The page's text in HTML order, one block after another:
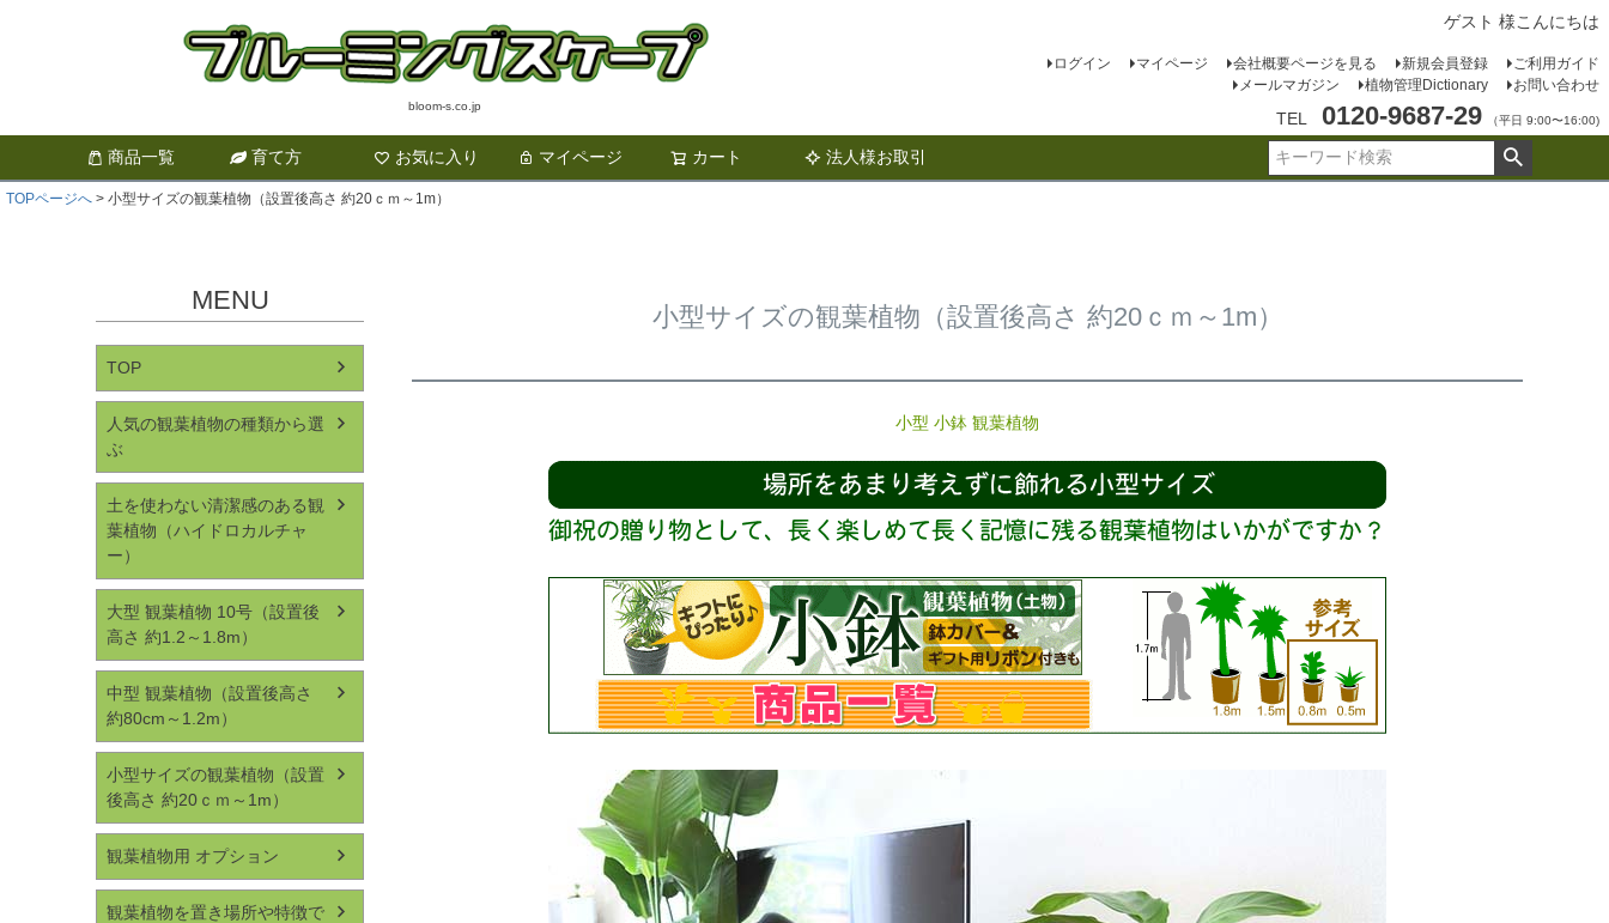
bloom-s.co.jp
ゲスト 様こんにちは
ログイン マイページ 会社概要ページを見る 新規会員登録
ご利用ガイド
メールマガジン
植物管理Dictionary お問い合わせ
TEL 0120-9687-29 （平日 9:00〜16:00)
商品一覧 育て方 お気に入り マイページ カート 法人様お取引
検索
TOPページへ 小型サイズの観葉植物（設置後高さ 約20ｃｍ～1m）
MENU
TOP
人気の観葉植物の種類から選
ぶ
土を使わない清潔感のある観
葉植物（ハイドロカルチャ
ー）
大型 観葉植物 10号（設置後
高さ 約1.2～1.8m）
中型 観葉植物（設置後高さ
約80cm～1.2m）
小型サイズの観葉植物（設置
後高さ 約20ｃｍ～1m）
観葉植物用 オプション
観葉植物を置き場所や特徴で
小型サイズの観葉植物（設置後高さ 約20ｃｍ～1m）
小型 小鉢 観葉植物